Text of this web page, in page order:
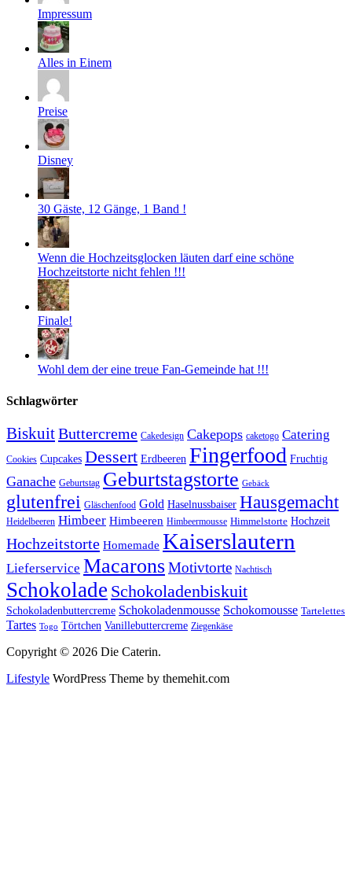
Impressum
Alles in Einem
Preise
Disney
30 Gäste, 12 Gänge, 1 Band !
Wenn die Hochzeitsglocken läuten darf eine schöne
Hochzeitstorte nicht fehlen !!!
Finale!
Wohl dem der eine treue Fan-Gemeinde hat !!!
Schlagwörter
BiskuitButtercreme Cakedesign Cakepops caketogo Catering
Cookies Cupcakes Dessert Erdbeeren Fingerfood Fruchtig
Ganache Geburtstag Geburtstagstorte Gebäck
glutenfrei Gläschenfood Gold Haselnussbaiser Hausgemacht
Heidelbeeren Himbeer Himbeeren Himbeermousse Himmelstorte Hochzeit
Hochzeitstorte Homemade Kaiserslautern
Lieferservice MacaronsMotivtorte Nachtisch
Schokolade Schokoladenbiskuit
Schokoladenbuttercreme Schokoladenmousse Schokomousse Tartelettes
Tartes Togo Törtchen Vanillebuttercreme Ziegenkäse
Copyright © 2026 Die Caterin.
Lifestyle WordPress Theme by themehit.com